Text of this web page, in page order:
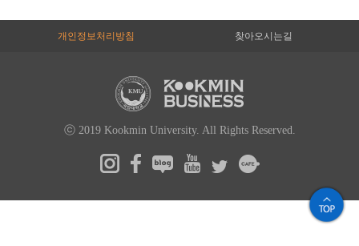
개인정보처리방침 찾아오시는길
ⓒ 2019 Kookmin University. All Rights Reserved.